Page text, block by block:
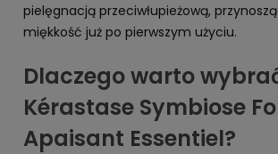
pielęgnacją przeciwłupieżową,
miękkość już po pierwszym użyciu.
Dlaczego warto
Kérastase Symbiose
Apaisant Essentiel?